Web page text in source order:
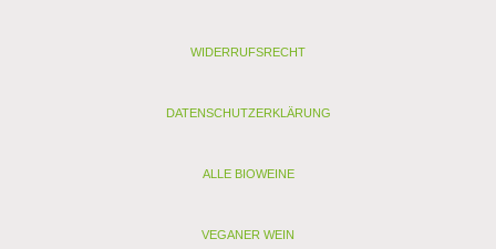
WIDERRUFSRECHT
DATENSCHUTZERKLÄRUNG
ALLE BIOWEINE
VEGANER WEIN